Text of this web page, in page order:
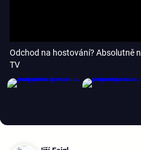
Odchod na hostování? Absolutně
TV